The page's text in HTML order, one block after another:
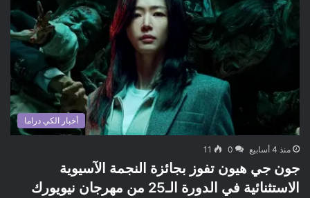
أخبار الكي دراما
منذ 4 أسابيع 0
11
جون جي هيون تفوز بجائزة النجمة الآسيوية
الاستثنائية في الدورة الـ25 من مهرجان نيويورك